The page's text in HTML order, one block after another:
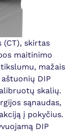
(CT), skirtas
maitinimo
mažais
DIP
skalių.
sąnaudas,
į pokyčius.
DIP